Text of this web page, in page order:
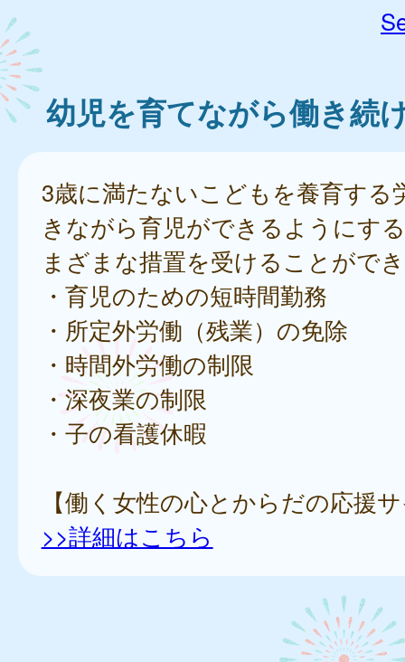
幼児を育てながら働き続
3歳に満たないこどもを養育する
きながら育児ができるようにす
まざまな措置を受けることがで
・育児のための短時間勤務
・所定外労働（残業）の免除
・時間外労働の制限
・深夜業の制限
・子の看護休暇
【働く女性の心とからだの応援
>>詳細はこちら